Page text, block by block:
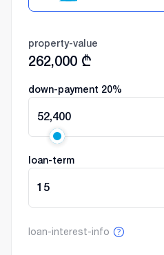
property-value
262,000 ₾
down-payment 20%
52,400
loan-term
15
loan-interest-info